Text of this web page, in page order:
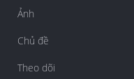
Ảnh
Chủ đề
Theo dõi